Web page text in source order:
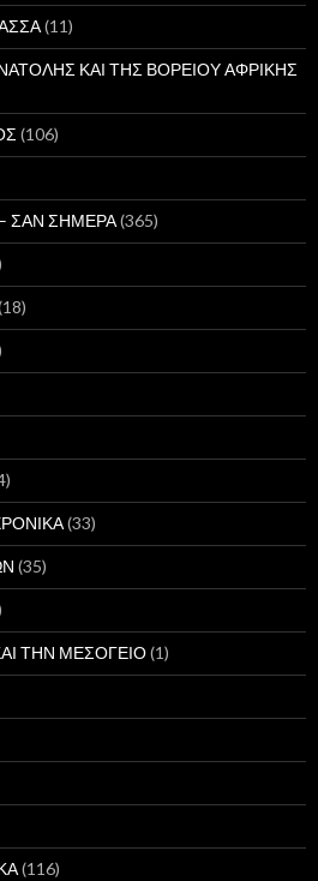
(11)
ΚΑΙ ΤΗΣ ΒΟΡΕΙΟΥ ΑΦΡΙΚΗΣ
(106)
ΣΑΝ ΣΗΜΕΡΑ(365)
(33)
(35)
ΤΗΝ ΜΕΣΟΓΕΙΟ(1)
(116)